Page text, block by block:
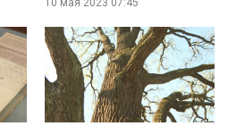
Музея артиллерии
10 мая 2023 07:45